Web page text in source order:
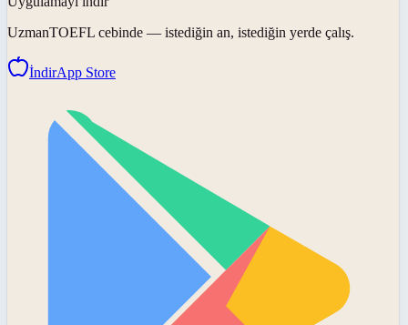
UzmanTOEFL cebinde — istediğin an, istediğin yerde çalış.
İndirApp Store